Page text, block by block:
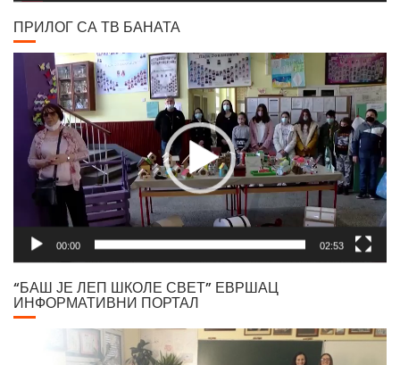
ПРИЛОГ СА ТВ БАНАТА
Video
00:00 02:53
“БАШ ЈЕ ЛЕП ШКОЛЕ СВЕТ” ЕВРШАЦ
ИНФОРМАТИВНИ ПОРТАЛ